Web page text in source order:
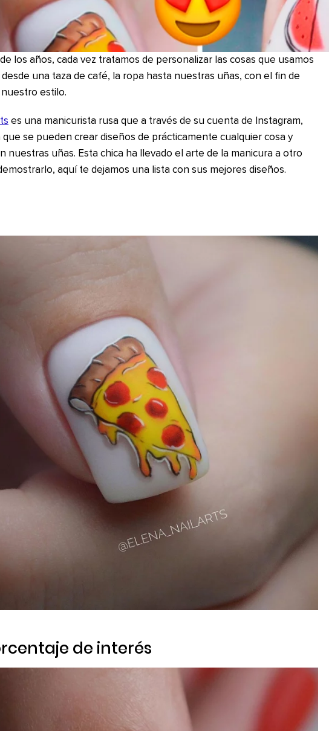
los años, cada vez tratamos de personalizar las cosas que usamos
una taza de café, la ropa hasta nuestras uñas, con el fin de
estilo.
es una manicurista rusa que a través de su cuenta de Instagram,
se pueden crear diseños de prácticamente cualquier cosa y
nuestras uñas. Esta chica ha llevado el arte de la manicura a otro
aquí te dejamos una lista con sus mejores diseños.
de interés